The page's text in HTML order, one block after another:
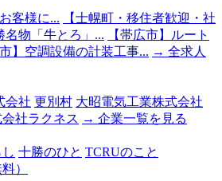
客様に...
【士幌町・移住者歓迎・社
名物「牛とろ」...
【帯広市】ルート
市】空調設備の計装工事... → 全求人
会社 更別村 大昭電気工業株式会社
社ラクネス → 企業一覧を見る
十勝のひと TCRUのこと
）